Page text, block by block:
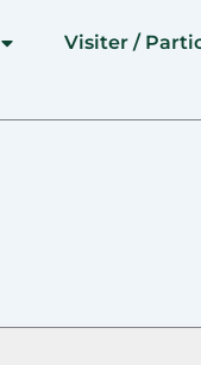
Visiter /